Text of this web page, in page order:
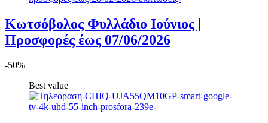
Κωτσόβολος Φυλλάδιο Ιούνιος |
Προσφορές έως 07/06/2026
-50%
Best value